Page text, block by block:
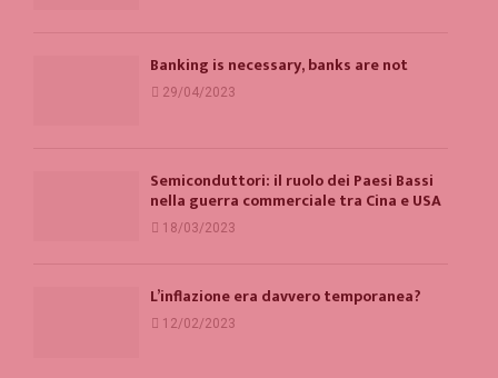
Banking is necessary, banks are not
29/04/2023
Semiconduttori: il ruolo dei Paesi Bassi
nella guerra commerciale tra Cina e USA
18/03/2023
L’inflazione era davvero temporanea?
12/02/2023